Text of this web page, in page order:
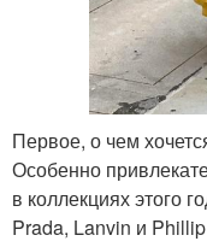
Первое, о чем
Особенно
в коллекциях этого
Prada, Lanvin и